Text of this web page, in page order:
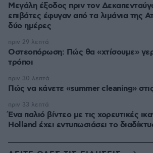
Μεγάλη έξοδος πριν τον
επιβάτες έφυγαν από τα λιμάνια της
δύο ημέρες
Οστεοπόρωση: Πώς θα «χτίσουμε»
τρόποι
πριν 29 λεπτά
Πώς να κάνετε «summer cleaning»
πριν 30 λεπτά
Ένα παλιό βίντεο με τις χορευτικές
Holland έχει εντυπωσιάσει το
πριν 33 λεπτά